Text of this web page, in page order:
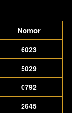
Nomor
6023
5029
0792
2645